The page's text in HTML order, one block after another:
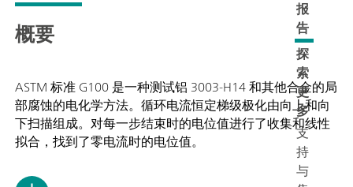
报
告
探
索
更
多
支
持
与
概要
ASTM 标准 G100 是一种测试铝 3003-H14 和其他合金的局
部腐蚀的电化学方法。循环电流恒定梯级极化由向上和向
下扫描组成。对每一步结束时的电位值进行了收集和线性
拟合，找到了零电流时的电位值。